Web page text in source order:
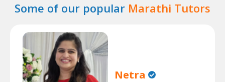
Some of our popular Marathi Tutors
Netra